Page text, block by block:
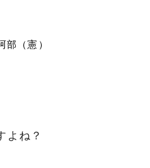
部（憲）
よね？